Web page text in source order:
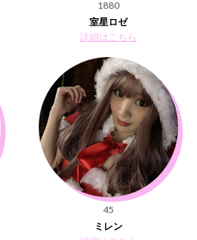
1880
室星ロゼ
詳細はこちら
45
ミレン